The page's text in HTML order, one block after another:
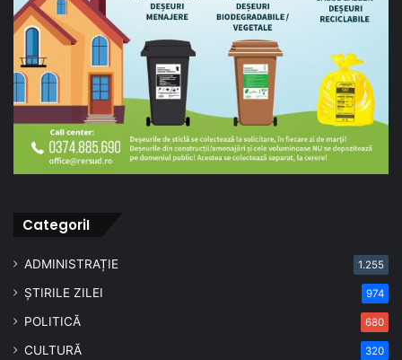
CategoriI
ADMINISTRAȚIE 1.255
ȘTIRILE ZILEI 974
POLITICĂ 680
CULTURĂ 320